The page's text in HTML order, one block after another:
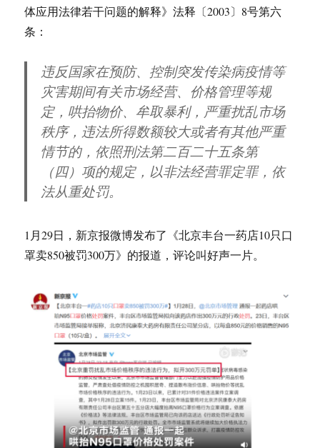
体应用法律若干问题的解释》法释〔2003〕8号第六
条：
违反国家在预防、控制突发传染病疫情等
灾害期间有关市场经营、价格管理等规
定，哄抬物价、牟取暴利，严重扰乱市场
秩序，违法所得数额较大或者有其他严重
情节的，依照刑法第二百二十五条第
（四）项的规定，以非法经营罪定罪，依
法从重处罚。
1月29日，新京报微博发布了《北京丰台一药店10只口
罩卖850被罚300万》的报道，评论叫好声一片。